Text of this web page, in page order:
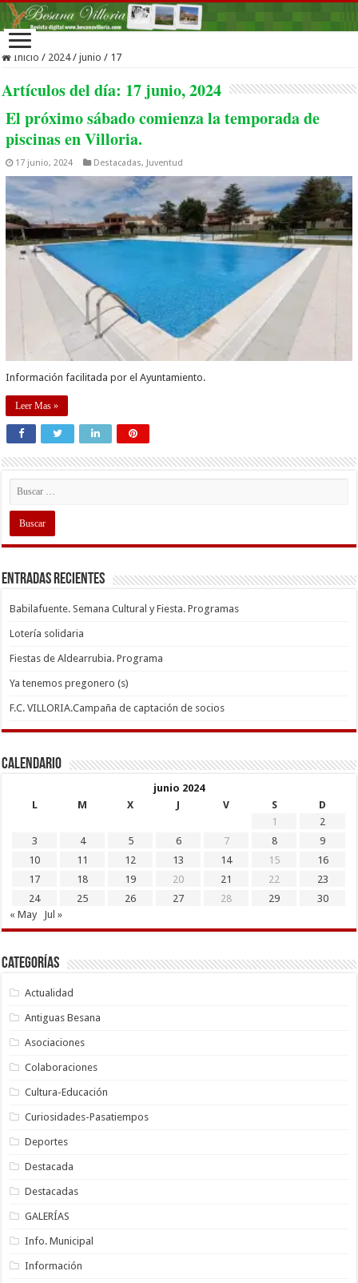
Inicio / 2024 / junio / 17
Artículos del día: 17 junio, 2024
El próximo sábado comienza la temporada de
piscinas en Villoria.
17 junio, 2024 Destacadas, Juventud
Información facilitada por el Ayuntamiento.
Leer Mas »
Entradas recientes
Babilafuente. Semana Cultural y Fiesta. Programas
Lotería solidaria
Fiestas de Aldearrubia. Programa
Ya tenemos pregonero (s)
F.C. VILLORIA.Campaña de captación de socios
Calendario
junio 2024
L
M X J V S
D
1
2
3
4 5 6 7 8
9
10
11 12 13 14 15
16
17
18 19 20 21 22
23
24
25 26 27 28 29
30
« May
Jul »
Categorías
Actualidad
Antiguas Besana
Asociaciones
Colaboraciones
Cultura-Educación
Curiosidades-Pasatiempos
Deportes
Destacada
Destacadas
GALERÍAS
Info. Municipal
Información